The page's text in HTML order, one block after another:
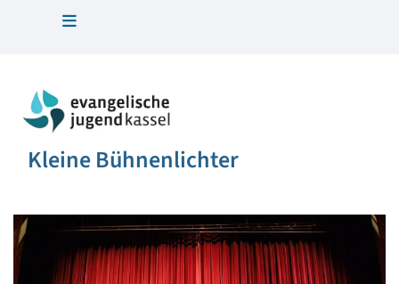
Kleine Bühnenlichter